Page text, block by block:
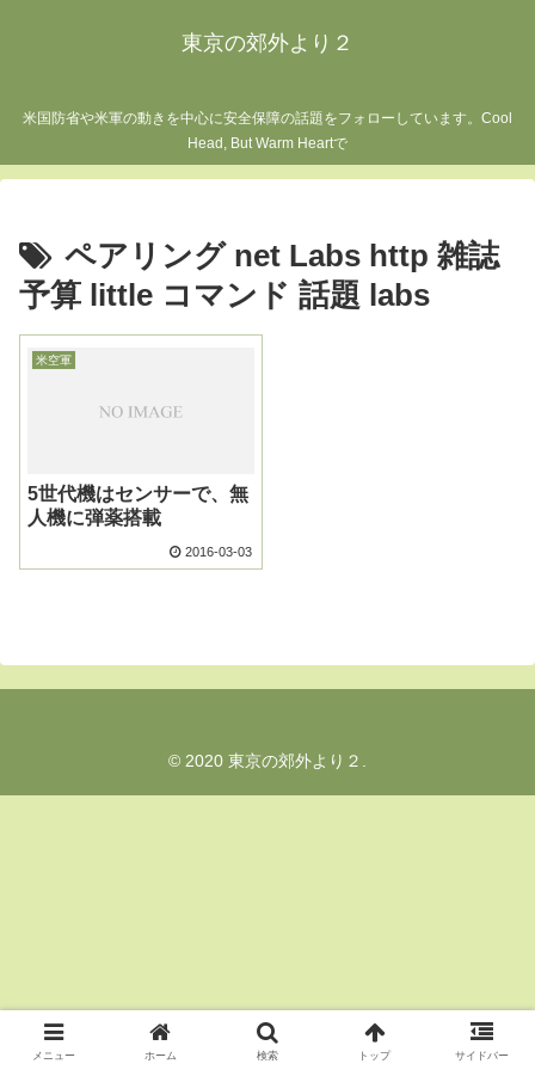
東京の郊外より２
米国防省や米軍の動きを中心に安全保障の話題をフォローしています。Cool
Head, But Warm Heartで
ペアリング net Labs http 雑誌
予算 little コマンド 話題 labs
米空軍
5世代機はセンサーで、無
人機に弾薬搭載
2016-03-03
© 2020 東京の郊外より２.
メニュー ホーム 検索 トップ サイドバー